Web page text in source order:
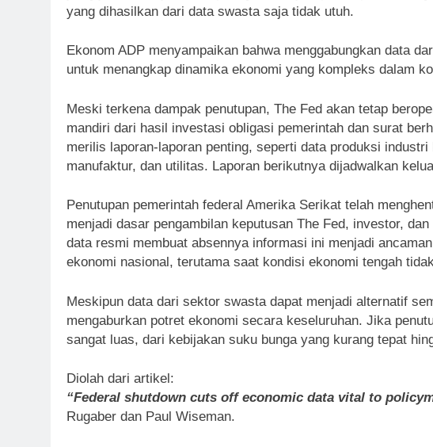
yang dihasilkan dari data swasta saja tidak utuh.
Ekonom ADP menyampaikan bahwa menggabungkan data
untuk menangkap dinamika ekonomi yang kompleks dalam
Meski terkena dampak penutupan, The Fed akan tetap
mandiri dari hasil investasi obligasi pemerintah dan surat
merilis laporan-laporan penting, seperti data produksi
manufaktur, dan utilitas. Laporan berikutnya dijadwalkan
Penutupan pemerintah federal Amerika Serikat telah
menjadi dasar pengambilan keputusan The Fed, investor,
data resmi membuat absennya informasi ini menjadi
ekonomi nasional, terutama saat kondisi ekonomi tengah
Meskipun data dari sektor swasta dapat menjadi alternatif
mengaburkan potret ekonomi secara keseluruhan. Jika
sangat luas, dari kebijakan suku bunga yang kurang tepat
Diolah dari artikel:
“Federal shutdown cuts off economic data vital to
Rugaber dan Paul Wiseman.